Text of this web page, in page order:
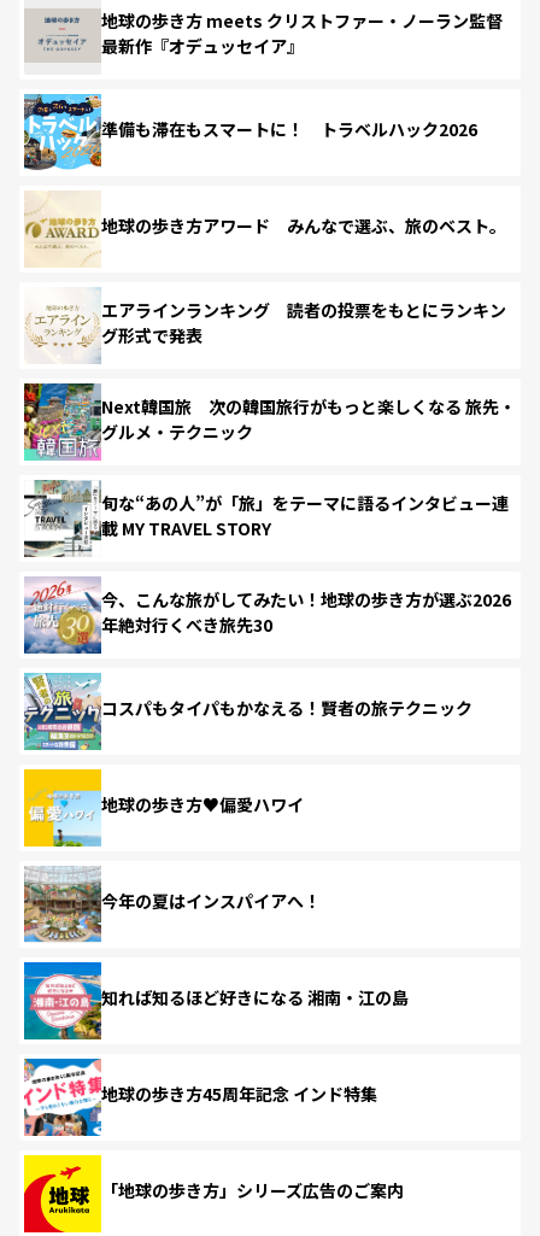
地球の歩き方 meets クリストファー・ノーラン監督
最新作『オデュッセイア』
準備も滞在もスマートに！ トラベルハック2026
地球の歩き方アワード みんなで選ぶ、旅のベスト。
エアラインランキング 読者の投票をもとにランキン
グ形式で発表
Next韓国旅 次の韓国旅行がもっと楽しくなる 旅先・
グルメ・テクニック
旬な“あの人”が「旅」をテーマに語るインタビュー連
載 MY TRAVEL STORY
今、こんな旅がしてみたい！地球の歩き方が選ぶ2026
年絶対行くべき旅先30
コスパもタイパもかなえる！賢者の旅テクニック
地球の歩き方♥偏愛ハワイ
今年の夏はインスパイアへ！
知れば知るほど好きになる 湘南・江の島
地球の歩き方45周年記念 インド特集
「地球の歩き方」シリーズ広告のご案内